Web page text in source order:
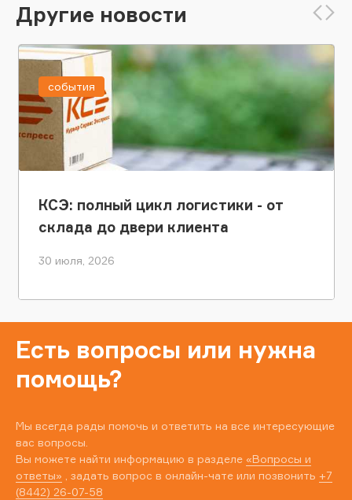
Другие новости
КСЭ: полный цикл логистики - от
склада до двери клиента
30 июля, 2026
события
Есть вопросы или нужна
помощь?
Мы всегда рады помочь и ответить на все интересующие
вас вопросы.
Вы можете найти информацию в разделе «Вопросы и
ответы» , задать вопрос в онлайн-чате или позвонить +7
(8442) 26-07-58